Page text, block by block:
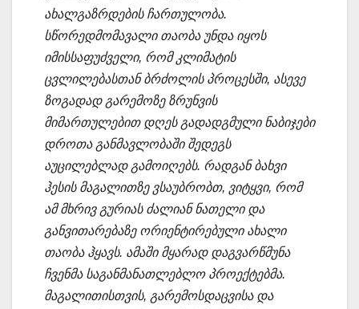
ახალგაზრდების ჩართულობა.
სწორედმომავალი თაობა უნდა იყოს
იმისსაფუძველი, რომ კლიმატის
ცვლილებასთან ბრძოლის პროცესში, ასევე
ზოგადად გარემოზე ზრუნვის
მიმართულებით დღეს გადადგმული ნაბიჯები
დროთა განმავლობაში შედეგს
აუცილებლად გამოიღებს. რადგან ბახვი
ჰესის მაგალითზე ვსაუბრობთ, ვიტყვი, რომ
ამ მხრივ გურიას ძალიან ნათელი და
განვითარებაზე ორიენტირებული ახალი
თაობა ჰყავს. ამაში მყარად დაგვარწმუნა
ჩვენმა საგანმანათლებლო პროექტებმა.
მაგალითისთვის, გარემოსდაცვისა და